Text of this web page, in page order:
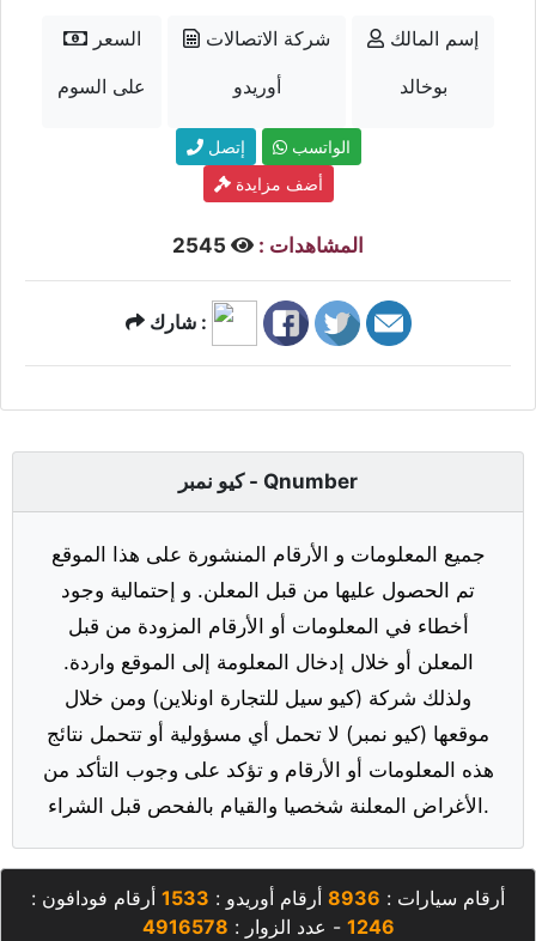
السعر
على السوم
شركة الاتصالات
أوريدو
إسم المالك
بوخالد
إتصل
الواتسب
أضف مزايدة
المشاهدات :
شارك :
كيو نمبر - Qnumber
جميع المعلومات و الأرقام المنشورة على هذا الموقع
تم الحصول عليها من قبل المعلن. و إحتمالية وجود
أخطاء في المعلومات أو الأرقام المزودة من قبل
المعلن أو خلال إدخال المعلومة إلى الموقع واردة.
ولذلك شركة (كيو سيل للتجارة اونلاين) ومن خلال
موقعها (كيو نمبر) لا تحمل أي مسؤولية أو تتحمل نتائج
هذه المعلومات أو الأرقام و تؤكد على وجوب التأكد من
الأغراض المعلنة شخصيا والقيام بالفحص قبل الشراء.
أرقام سيارات : 8936 أرقام أوريدو : 1533 أرقام فودافون :
1246 - عدد الزوار : 4916578